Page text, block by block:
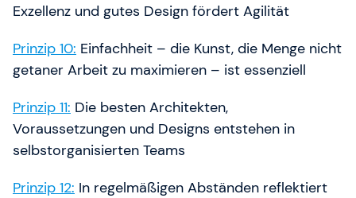
Exzellenz und gutes Design fördert Agilität
Prinzip 10: Einfachheit – die Kunst, die Menge nicht
getaner Arbeit zu maximieren – ist essenziell
Prinzip 11: Die besten Architekten,
Voraussetzungen und Designs entstehen in
selbstorganisierten Teams
Prinzip 12: In regelmäßigen Abständen reflektiert